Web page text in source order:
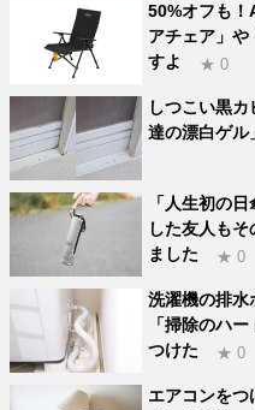
50%オフも
アチェア」
すよ
★ 0
しつこい黒
達の漂白ゲル
「人生初の
した友人も
ました
★ 0
洗濯機の排水
「掃除のハ
つけた
★ 0
エアコンをつ